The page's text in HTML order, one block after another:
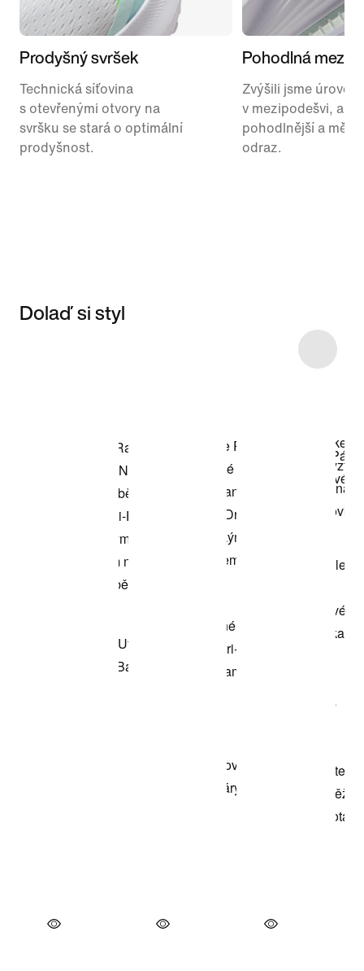
Prodyšný svršek
Technická síťovina
s otevřenými otvory na
svršku se stará o optimální
prodyšnost.
Pohodlná
Zvýšili jsme úroveň
v mezipodešvi, aby
pohodlnější a měla
odraz.
Dolaď si styl